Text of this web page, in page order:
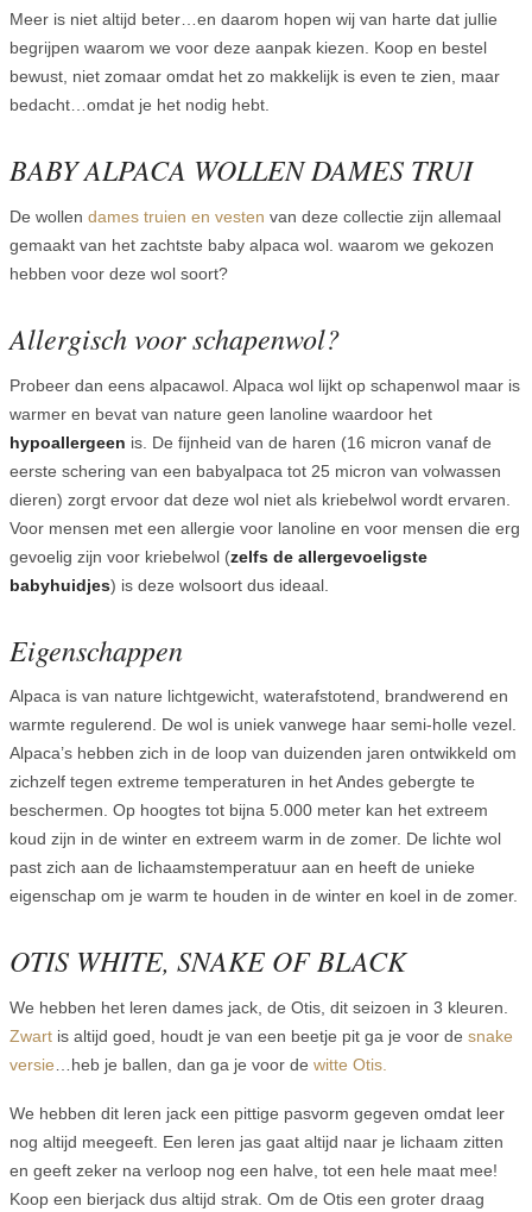
Meer is niet altijd beter…en daarom hopen wij van harte dat jullie
begrijpen waarom we voor deze aanpak kiezen. Koop en bestel
bewust, niet zomaar omdat het zo makkelijk is even te zien, maar
bedacht…omdat je het nodig hebt.
BABY ALPACA WOLLEN DAMES TRUI
De wollen dames truien en vesten van deze collectie zijn allemaal
gemaakt van het zachtste baby alpaca wol. waarom we gekozen
hebben voor deze wol soort?
Allergisch voor schapenwol?
Probeer dan eens alpacawol. Alpaca wol lijkt op schapenwol maar is
warmer en bevat van nature geen lanoline waardoor het
hypoallergeen is. De fijnheid van de haren (16 micron vanaf de
eerste schering van een babyalpaca tot 25 micron van volwassen
dieren) zorgt ervoor dat deze wol niet als kriebelwol wordt ervaren.
Voor mensen met een allergie voor lanoline en voor mensen die erg
gevoelig zijn voor kriebelwol (zelfs de allergevoeligste
babyhuidjes) is deze wolsoort dus ideaal.
Eigenschappen
Alpaca is van nature lichtgewicht, waterafstotend, brandwerend en
warmte regulerend. De wol is uniek vanwege haar semi-holle vezel.
Alpaca’s hebben zich in de loop van duizenden jaren ontwikkeld om
zichzelf tegen extreme temperaturen in het Andes gebergte te
beschermen. Op hoogtes tot bijna 5.000 meter kan het extreem
koud zijn in de winter en extreem warm in de zomer. De lichte wol
past zich aan de lichaamstemperatuur aan en heeft de unieke
eigenschap om je warm te houden in de winter en koel in de zomer.
OTIS WHITE, SNAKE OF BLACK
We hebben het leren dames jack, de Otis, dit seizoen in 3 kleuren.
Zwart is altijd goed, houdt je van een beetje pit ga je voor de snake
versie …heb je ballen, dan ga je voor de witte Otis.
We hebben dit leren jack een pittige pasvorm gegeven omdat leer
nog altijd meegeeft. Een leren jas gaat altijd naar je lichaam zitten
en geeft zeker na verloop nog een halve, tot een hele maat mee!
Koop een bierjack dus altijd strak. Om de Otis een groter draag